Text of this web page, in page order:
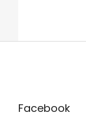
Facebook